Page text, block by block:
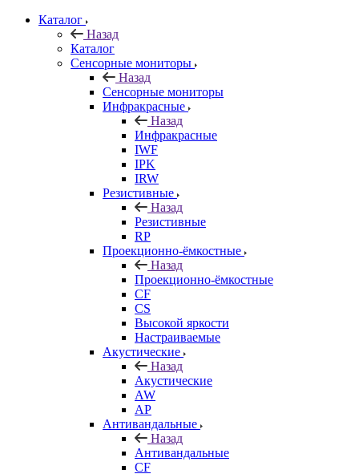
Каталог
Назад
Каталог
Сенсорные мониторы
Назад
Сенсорные мониторы
Инфракрасные
Назад
Инфракрасные
IWF
IPK
IRW
Резистивные
Назад
Резистивные
RP
Проекционно-ёмкостные
Назад
Проекционно-ёмкостные
CF
CS
Высокой яркости
Настраиваемые
Акустические
Назад
Акустические
AW
AP
Антивандальные
Назад
Антивандальные
CF